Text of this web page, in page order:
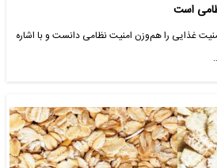
است
غذایی را هم‌وزن امنیت نظامی دانست و با اشاره